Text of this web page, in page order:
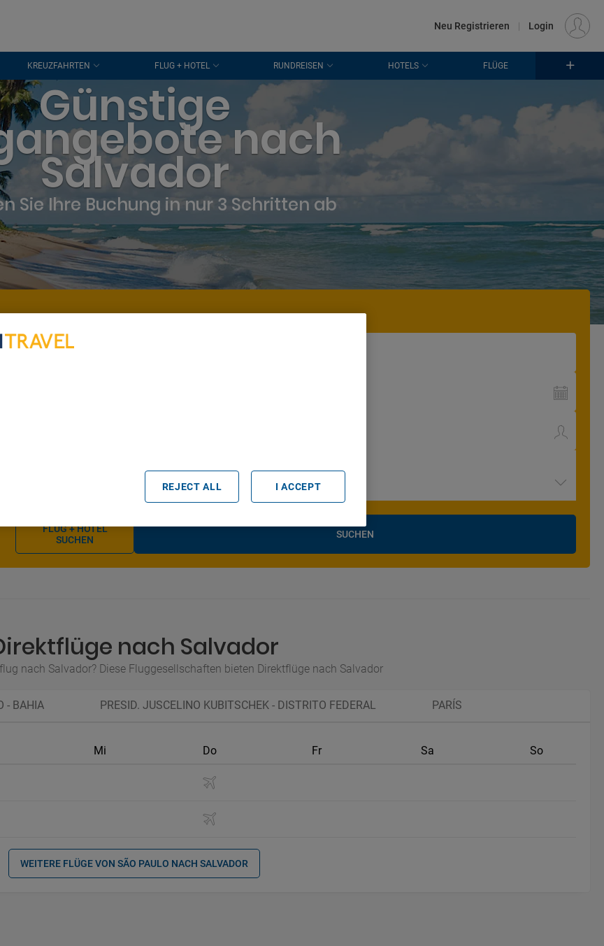
EUR
Neu Registrieren | Login
KREUZFAHRTEN FLUG + HOTEL RUNDREISEN HOTELS FLÜGE
Günstige
nach
Salvador
Sie Ihre Buchung in nur 3 Schritten ab
SUCHEN
FLUG + HOTEL
SUCHEN
nach Salvador
nach Salvador? Diese Fluggesellschaften bieten Direktflüge nach Salvador
- BAHIA PRESID. JUSCELINO KUBITSCHEK - DISTRITO FEDERAL PARÍS
Mi Do Fr Sa So
WEITERE FLÜGE VON SÃO PAULO NACH SALVADOR
REJECT ALL I ACCEPT